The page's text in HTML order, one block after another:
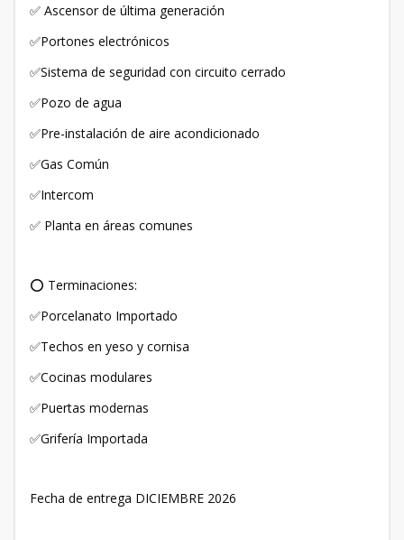
✅ Ascensor de última generación
✅Portones electrónicos
✅Sistema de seguridad con circuito cerrado
✅Pozo de agua
✅Pre-instalación de aire acondicionado
✅Gas Común
✅Intercom
✅ Planta en áreas comunes
⭕ Terminaciones:
✅Porcelanato Importado
✅Techos en yeso y cornisa
✅Cocinas modulares
✅Puertas modernas
✅Grifería Importada
Fecha de entrega DICIEMBRE 2026